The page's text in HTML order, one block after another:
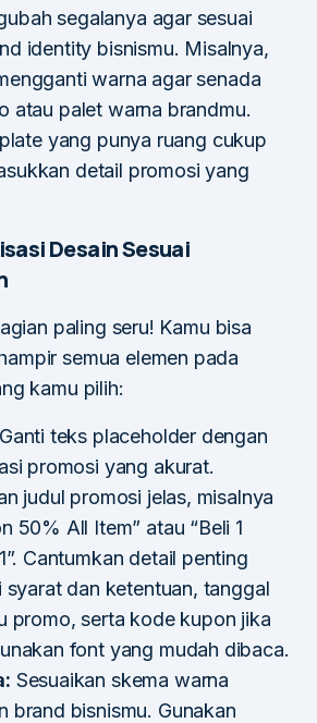
segalanya agar sesuai
identity bisnismu. Misalnya,
warna agar senada
atau palet warna brandmu.
yang punya ruang cukup
detail promosi yang
Desain Sesuai
paling seru! Kamu bisa
semua elemen pada
kamu pilih:
Ganti teks placeholder dengan
promosi yang akurat.
judul promosi jelas, misalnya
50% All Item” atau “Beli 1
Cantumkan detail penting
syarat dan ketentuan, tanggal
promo, serta kode kupon jika
font yang mudah dibaca.
Sesuaikan skema warna
brand bisnismu. Gunakan